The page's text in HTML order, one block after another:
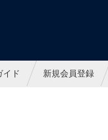
ショップ
イド 新規会員登録